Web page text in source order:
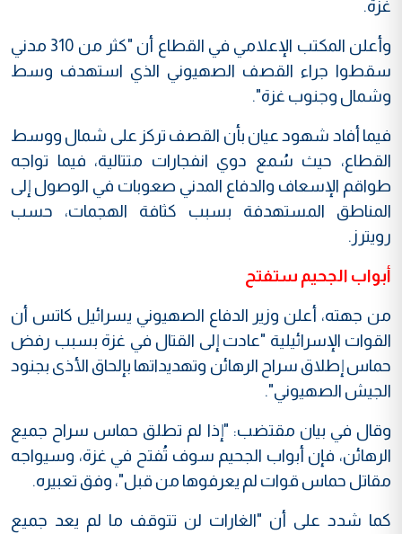
غزة.
وأعلن المكتب الإعلامي في القطاع أن "كثر من 310 مدني
سقطوا جراء القصف الصهيوني الذي استهدف وسط
وشمال وجنوب غزة".
فيما أفاد شهود عيان بأن القصف تركز على شمال ووسط
القطاع، حيث سُمع دوي انفجارات متتالية، فيما تواجه
طواقم الإسعاف والدفاع المدني صعوبات في الوصول إلى
المناطق المستهدفة بسبب كثافة الهجمات، حسب
رويترز.
أبواب الجحيم ستفتح
من جهته، أعلن وزير الدفاع الصهيوني يسرائيل كاتس أن
القوات الإسرائيلية "عادت إلى القتال في غزة بسبب رفض
حماس إطلاق سراح الرهائن وتهديداتها بإلحاق الأذى بجنود
الجيش الصهيوني".
وقال في بيان مقتضب: "إذا لم تطلق حماس سراح جميع
الرهائن، فإن أبواب الجحيم سوف تُفتح في غزة، وسيواجه
مقاتل حماس قوات لم يعرفوها من قبل"، وفق تعبيره.
كما شدد على أن "الغارات لن تتوقف ما لم يعد جميع